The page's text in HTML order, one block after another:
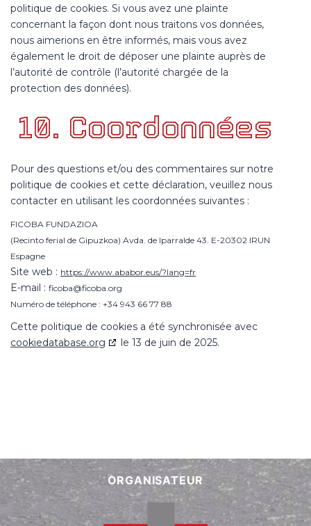
politique de cookies. Si vous avez une plainte
concernant la façon dont nous traitons vos données,
nous aimerions en être informés, mais vous avez
également le droit de déposer une plainte auprès de
l’autorité de contrôle (l’autorité chargée de la
protection des données).
10. Coordonnées
Pour des questions et/ou des commentaires sur notre
politique de cookies et cette déclaration, veuillez nous
contacter en utilisant les coordonnées suivantes :
FICOBA FUNDAZIOA
(Recinto ferial de Gipuzkoa) Avda. de Iparralde 43. E-20302 IRUN
Espagne
Site web : https://www.ababor.eus/?lang=fr
E-mail : ficoba@ficoba.org
Numéro de téléphone : +34 943 66 77 88
Cette politique de cookies a été synchronisée avec
cookiedatabase.org
le 13 de juin de 2025.
ORGANISATEUR